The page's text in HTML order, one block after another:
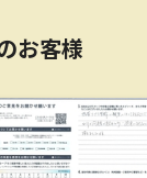
お客様